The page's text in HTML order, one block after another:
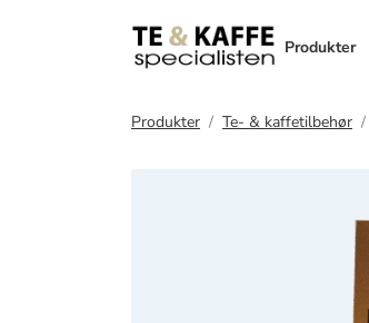
Produkter
Produkter Te- & kaffetilbehør